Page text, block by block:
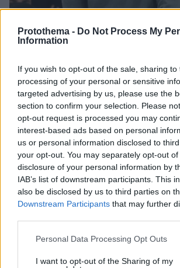
Protothema - Do Not Process My
Information
If you wish to opt-out of the sale, sharing
processing of your personal or sensitive
targeted advertising by us, please use the
section to confirm your selection. Please
opt-out request is processed you may
interest-based ads based on personal
us or personal information disclosed to
your opt-out. You may separately opt-out
disclosure of your personal information by
IAB’s list of downstream participants. This
also be disclosed by us to third parties on
Downstream Participants that may further
Please note that this website/app uses one
not limited to your visit or usage behaviour.
Personal Data Processing Opt Outs
I want to opt-out of the Sharing of my
Το πρώτο μήνυμα Γιαννακόπουλου μετά
Παναθηναϊκού από το Final 4: Έχουμε
αυτές τις πίκρες, ξέρουμε να γυρίζουμε
14.05.2026, 06:14